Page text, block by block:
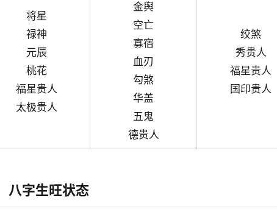
将星
禄神
元辰
桃花
福星贵人
太极贵人
金舆
空亡
寡宿
血刃
勾煞
华盖
五鬼
德贵人
绞煞
秀贵人
福星贵人
国印贵人
八字生旺状态